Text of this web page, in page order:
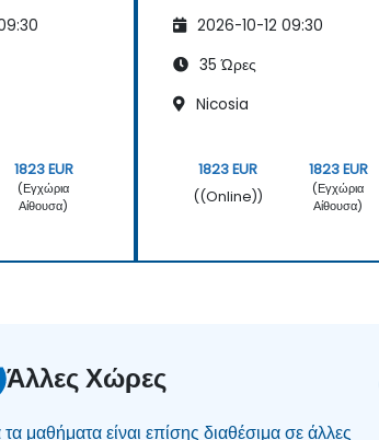
1823 EUR
(Εγχώρια
Αίθουσα)
2026-10-12 09:30
35 Ώρες
Nicosia
1823 EUR
((Online))
1823 EUR
(Εγχώρια
Αίθουσα)
Άλλες Χώρες
μαθήματα είναι επίσης διαθέσιμα σε άλλες